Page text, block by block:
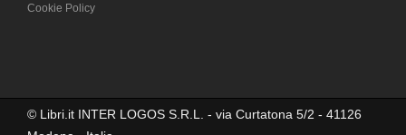
Cookie Policy
© Libri.it INTER LOGOS S.R.L. - via Curtatona 5/2 - 41126